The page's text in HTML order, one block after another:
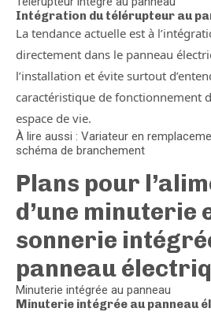
Intégration du télérupteur au
La tendance actuelle est à
directement dans le panneau
l’installation et évite surtout
caractéristique de fonctionnement
espace de vie.
À lire aussi : Variateur en
schéma de branchement
Plans pour
d’une minuterie
sonnerie
panneau
Minuterie intégrée au panneau
Minuterie intégrée au panneau